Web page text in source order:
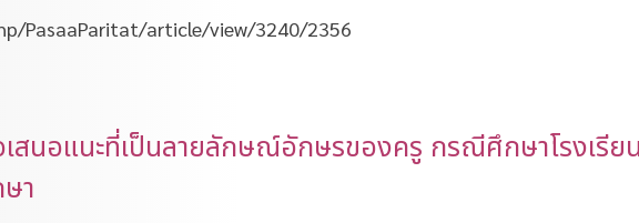
PasaaParitat/article/view/3240/2356
สนอแนะที่เป็นลายลักษณ์อักษรของครู กรณีศึกษาโรงเรียน
า